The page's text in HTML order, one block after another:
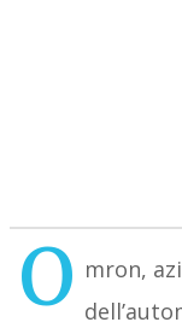
O mron,